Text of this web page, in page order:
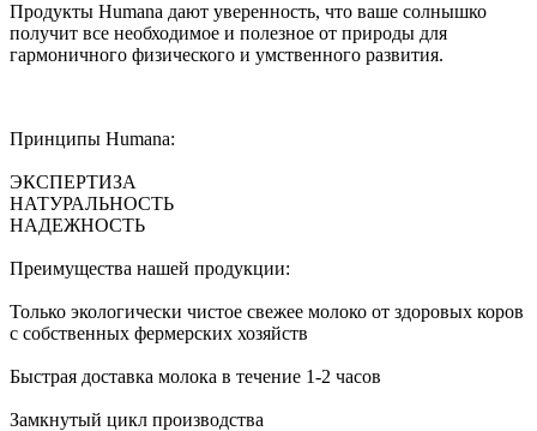
Продукты Humana дают уверенность, что ваше солнышко
получит все необходимое и полезное от природы для
гармоничного физического и умственного развития.
Принципы Humana:
ЭКСПЕРТИЗА
НАТУРАЛЬНОСТЬ
НАДЕЖНОСТЬ
Преимущества нашей продукции:
Только экологически чистое свежее молоко от здоровых коров
с собственных фермерских хозяйств
Быстрая доставка молока в течение 1-2 часов
Замкнутый цикл производства